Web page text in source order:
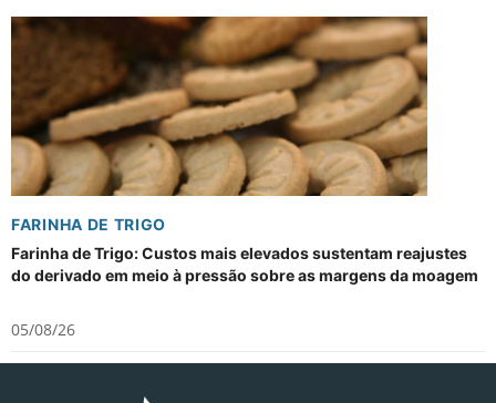
FARINHA DE TRIGO
Farinha de Trigo: Custos mais elevados sustentam reajustes
do derivado em meio à pressão sobre as margens da moagem
05/08/26